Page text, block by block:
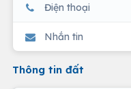
Điện thoại
Nhắn tin
Thông tin đất